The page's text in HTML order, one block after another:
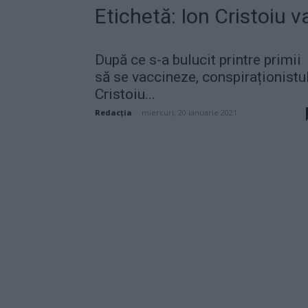
Etichetă: Ion Cristoiu
După ce s-a bulucit printre primii
să se vaccineze, conspiraționistul
Cristoiu...
Redacţia miercuri, 20 ianuarie 2021